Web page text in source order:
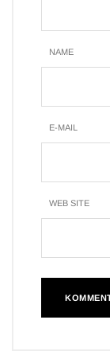
NAME
E-MAIL
WEB SITE